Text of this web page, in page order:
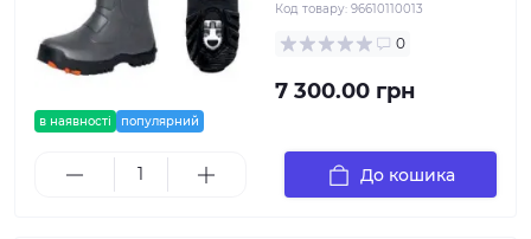
в наявності популярний
Код товару: 96610110013
0
7 300.00 грн
До кошика